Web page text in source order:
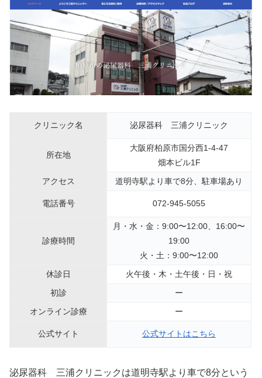
クリニック名 泌尿器科 三浦クリニック
所在地
大阪府柏原市国分西1-4-47
畑本ビル1F
アクセス
道明寺駅より車で8分、駐車場あり
電話番号 072-945-5055
診療時間
月・水・金：9:00〜12:00、16:00〜
19:00
火・土：9:00〜12:00
休診日
火午後・木・土午後・日・祝
初診
ー
オンライン診療
ー
公式サイト 公式サイトはこちら
泌尿器科 三浦クリニックは道明寺駅より車で8分という